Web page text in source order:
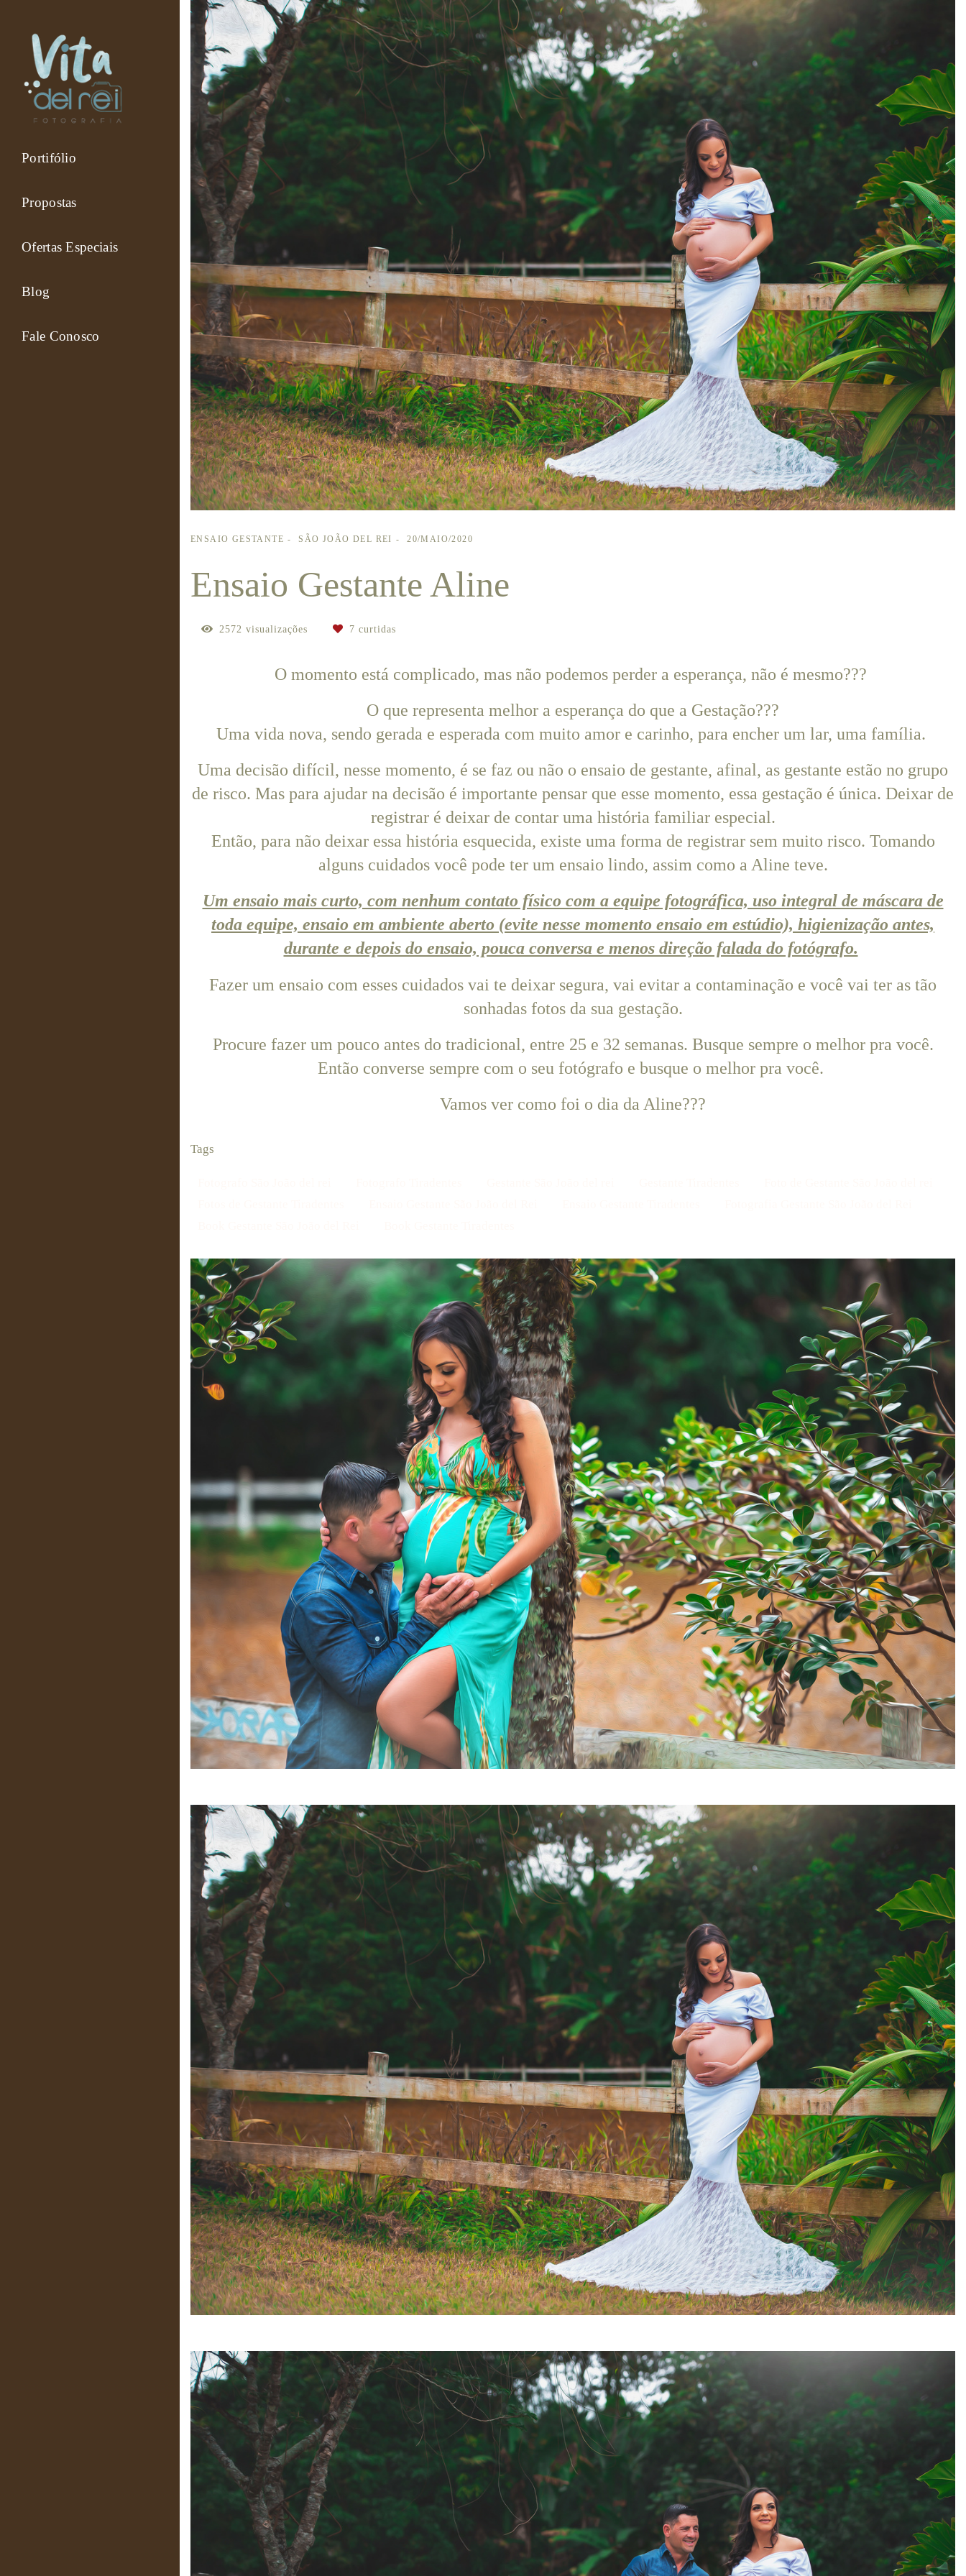
Portifólio
Propostas
Ofertas Especiais
Blog
Fale Conosco
ENSAIO GESTANTE SÃO JOÃO DEL REI 20/MAIO/2020
Ensaio Gestante Aline
2572 visualizações 7 curtidas
O momento está complicado, mas não podemos perder a esperança, não é mesmo???
O que representa melhor a esperança do que a Gestação???
Uma vida nova, sendo gerada e esperada com muito amor e carinho, para encher um lar, uma família.
Uma decisão difícil, nesse momento, é se faz ou não o ensaio de gestante, afinal, as gestante estão no grupo
de risco. Mas para ajudar na decisão é importante pensar que esse momento, essa gestação é única. Deixar de
registrar é deixar de contar uma história familiar especial.
Então, para não deixar essa história esquecida, existe uma forma de registrar sem muito risco. Tomando
alguns cuidados você pode ter um ensaio lindo, assim como a Aline teve.
Um ensaio mais curto, com nenhum contato físico com a equipe fotográfica, uso integral de máscara de
toda equipe, ensaio em ambiente aberto (evite nesse momento ensaio em estúdio), higienização antes,
durante e depois do ensaio, pouca conversa e menos direção falada do fotógrafo.
Fazer um ensaio com esses cuidados vai te deixar segura, vai evitar a contaminação e você vai ter as tão
sonhadas fotos da sua gestação.
Procure fazer um pouco antes do tradicional, entre 25 e 32 semanas. Busque sempre o melhor pra você.
Então converse sempre com o seu fotógrafo e busque o melhor pra você.
Vamos ver como foi o dia da Aline???
Tags